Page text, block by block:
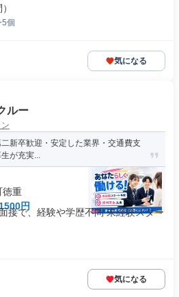
個
気になる
ルー
新卒歓迎・安定した業界・交通費支
が充実...
徳重
円
接で、経験や学歴不問 未経験スター
気になる